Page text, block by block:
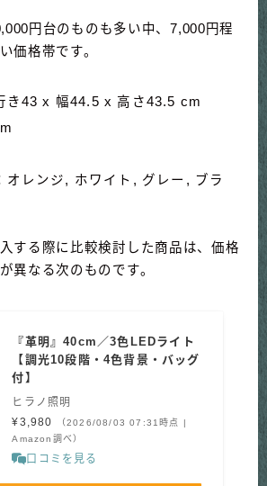
円台のものも多い中、7,000円程
価格帯です。
き43 x 幅44.5 x 高さ43.5 cm
オレンジ, ホワイト, グレー, ブラ
する際に比較検討した商品は、価格
異なる次のものです。
『革明』40cm／3色LEDライト
【調光10段階・4色背景・バッグ
付】
ヒラノ照明
¥3,980
（2026/08/03 07:31時点 |
Amazon調べ）
口コミを見る